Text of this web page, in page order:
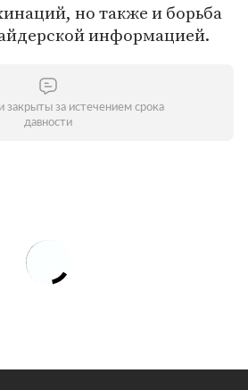
но также и борьба
информацией.
закрыты за истечением срока
давности